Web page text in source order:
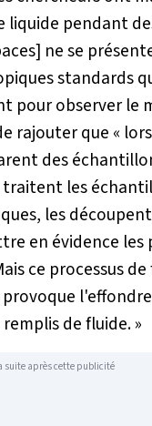
liquide pendant
ne se
standards
pour observer le
rajouter que «
des
traitent les
les
en évidence les
ce processus
de fluide.»
suite après cette publicité